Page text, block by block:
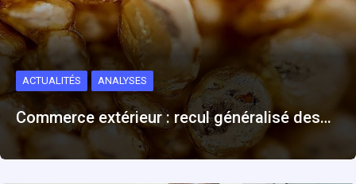
ACTUALITÉS ANALYSES
Commerce extérieur : recul généralisé des…